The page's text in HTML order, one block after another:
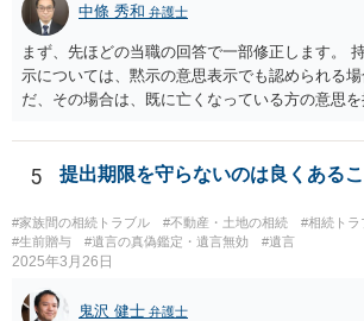
中條 秀和 弁護士
まず、先ほどの当職の回答で一部修正します。
示については、黙示の意思表示でも認められる
だ、その場合は、既に亡くなっている方の意思
持ち戻し免除の意思表示は書面で明確にしてお
う結論は変わりません。 誤解を与えるような回
た。 文言については、「〇〇に対する生前贈与
戻しをすべて免除する」というのがオーソドック
心配ならば、弁護士のところに行って、特別受益
ついて説明した上で、適切な文言についてご相
しょうか。
5 提出期限を守らないのは良くある
#家族間の相続トラブル #不動産・土地の相続
#相続トラ
#生前贈与
#遺言の真偽鑑定・遺言無効 #遺言
2025年3月26日
鬼沢 健士 弁護士